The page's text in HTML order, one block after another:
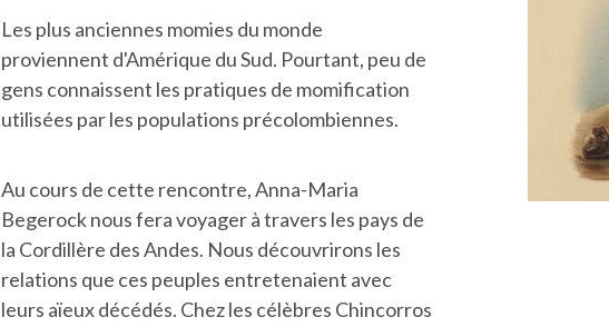
Les plus anciennes momies du monde
proviennent d'Amérique du Sud. Pourtant, peu de
gens connaissent les pratiques de momification
utilisées par les populations précolombiennes.
Au cours de cette rencontre, Anna-Maria
Begerock nous fera voyager à travers les pays de
la Cordillère des Andes. Nous découvrirons les
relations que ces peuples entretenaient avec
leurs aïeux décédés. Chez les célèbres Chincorros